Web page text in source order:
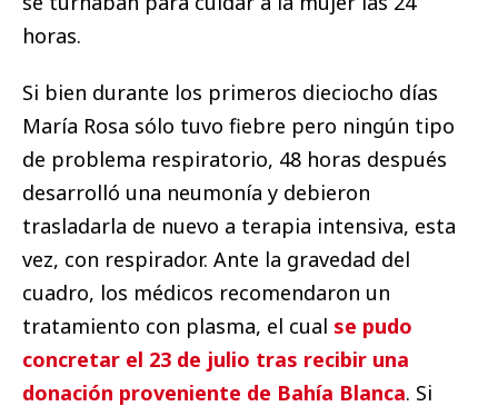
horas.
Si bien durante los primeros dieciocho días
María Rosa sólo tuvo fiebre pero ningún tipo
de problema respiratorio, 48 horas después
desarrolló una neumonía y debieron
trasladarla de nuevo a terapia intensiva, esta
vez, con respirador. Ante la gravedad del
cuadro, los médicos recomendaron un
tratamiento con plasma, el cual se pudo
concretar el 23 de julio tras recibir una
donación proveniente de Bahía Blanca. Si